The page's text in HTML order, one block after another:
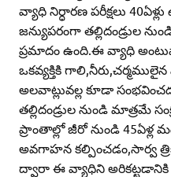
వ్యాధి నిర్ధారణ పరీక్షలు
జన్యుపరంగా తల్లిదండ్రుల
ప్రమాదం ఉంది.ఈ వ్యాధి
ఒకవ్యక్తికి
అలవాట్లువల్ల కూడా
తల్లిదండ్రుల నుండి మాత్రమే
ప్రాంతాల్లో జీరో నుండి 45ఏళ్ల
అవగాహన కల్పించడం,సార్వ
ద్వారా ఈ వ్యాధిని